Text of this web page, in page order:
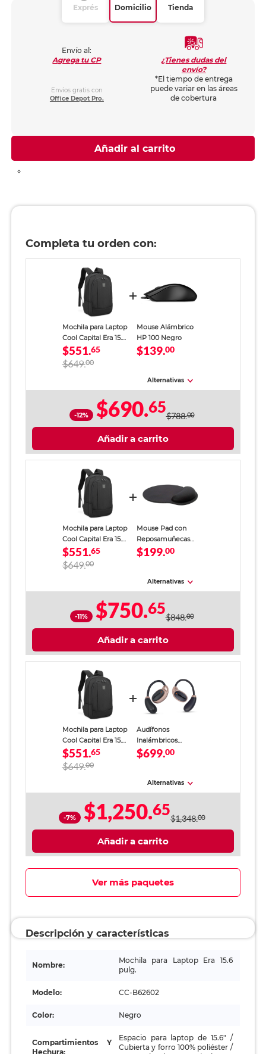
Exprés Domicilio Tienda
Envío al:
Agrega tu CP
Envíos gratis con
Office Depot Pro.
¿Tienes dudas del
envío?
*El tiempo de entrega
puede variar en las áreas
de cobertura
Añadir al carrito
Completa tu orden con:
Mochila para Laptop
Cool Capital Era 15.6
pulg. Negro
$551.65
$649.00
Mouse Alámbrico
HP 100 Negro
$139.00
Alternativas
-12% $690.65$788.00
Añadir a carrito
Mochila para Laptop
Cool Capital Era 15.6
pulg. Negro
$551.65
$649.00
Mouse Pad con
Reposamuñecas
Memory Foam
$199.00
Alternativas
-11% $750.65$848.00
Añadir a carrito
Mochila para Laptop
Cool Capital Era 15.6
pulg. Negro
$551.65
$649.00
Audífonos
Inalámbricos
Billboard Copper
$699.00
Alternativas
-7% $1,250.65$1,348.00
Añadir a carrito
Ver más paquetes
Descripción y características
Nombre:
Mochila para Laptop Era 15.6
pulg.
Modelo: CC-B62602
Color: Negro
Compartimientos Y
Hechura:
Espacio para laptop de 15.6" /
Cubierta y forro 100% poliéster /